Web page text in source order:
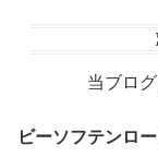
当ブロ
ビーソフテンロ